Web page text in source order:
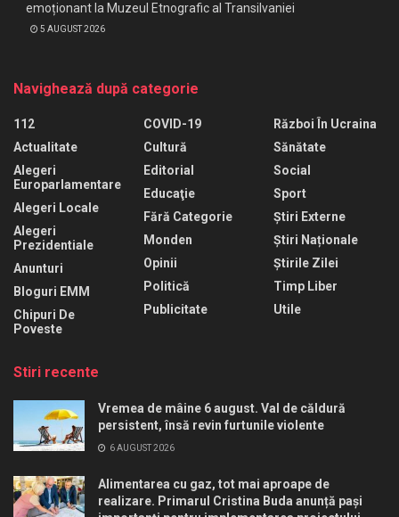
emoționant la Muzeul Etnografic al Transilvaniei
5 AUGUST 2026
Navighează după categorie
112
Actualitate
Alegeri
Europarlamentare
Alegeri Locale
Alegeri
Prezidentiale
Anunturi
Bloguri EMM
Chipuri De
Poveste
COVID-19
Cultură
Editorial
Educaţie
Fără Categorie
Monden
Opinii
Politică
Publicitate
Război În Ucraina
Sănătate
Social
Sport
Știri Externe
Știri Naționale
Știrile Zilei
Timp Liber
Utile
Stiri recente
Vremea de mâine 6 august. Val de căldură
persistent, însă revin furtunile violente
6 AUGUST 2026
Alimentarea cu gaz, tot mai aproape de
realizare. Primarul Cristina Buda anunță pași